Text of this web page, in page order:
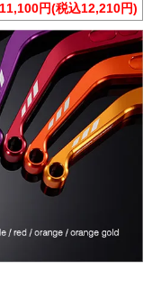
11,100円(税込12,210円)